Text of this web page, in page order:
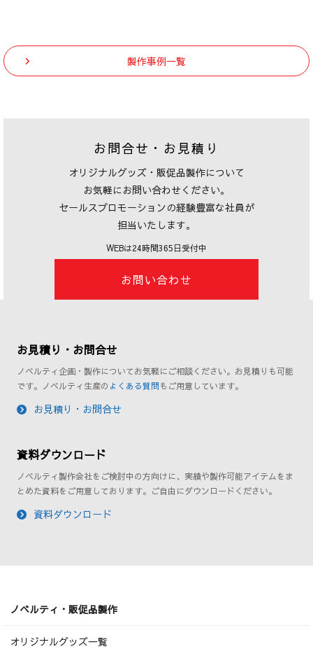
製作事例一覧
お問合せ・お見積り
オリジナルグッズ・販促品製作について
お気軽にお問い合わせください。
セールスプロモーションの経験豊富な社員が
担当いたします。
WEBは24時間365日受付中
お問い合わせ
お見積り・お問合せ
ノベルティ企画・製作についてお気軽にご相談ください。お見積りも可能
です。ノベルティ生産の よくある質問もご用意しています。
お見積り・お問合せ
資料ダウンロード
ノベルティ製作会社をご検討中の方向けに、実績や製作可能アイテムをま
とめた資料をご用意しております。ご自由にダウンロードください。
資料ダウンロード
ノベルティ・販促品製作
オリジナルグッズ一覧